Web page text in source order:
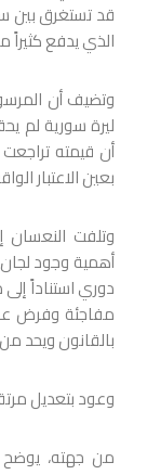
قد تستغرق بين
الذي يدفع
ليرة سورية لم
أن قيمته
بعين الاعتبار
وتلفت النعسان
أهمية وجود
دوري استناداً
مفاجئة وفرض
بالقانون ويحد
وعود بتعديل
من جهته، يوضح